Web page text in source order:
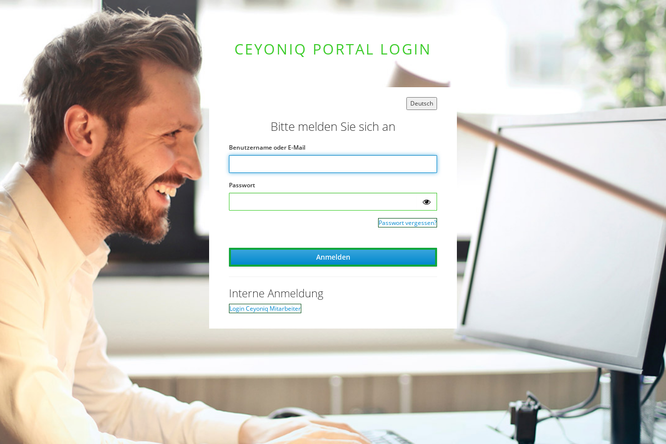
CEYONIQ PORTAL LOGIN
Deutsch
Bitte melden Sie sich an
Benutzername oder E-Mail
Passwort
Passwort vergessen?
Interne Anmeldung
Login Ceyoniq Mitarbeiter